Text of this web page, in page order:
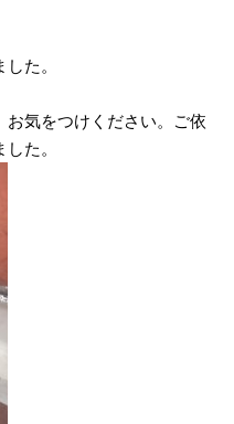
た。
気をつけください。ご依
た。